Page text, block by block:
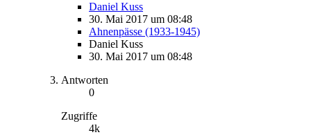
Daniel Kuss
30. Mai 2017 um 08:48
Ahnenpässe (1933-1945)
Daniel Kuss
30. Mai 2017 um 08:48
Antworten
0
Zugriffe
4k